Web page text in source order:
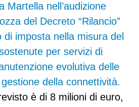
Martella nell’audizione
del Decreto “Rilancio”
imposta nella misura del
per servizi di
evolutiva delle
della connettività.
è di 8 milioni di euro,